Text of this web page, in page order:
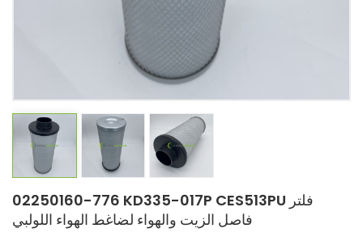
02250160-776 KD335-017P CES513PU فلتر
فاصل الزيت والهواء لضاغط الهواء اللولبي